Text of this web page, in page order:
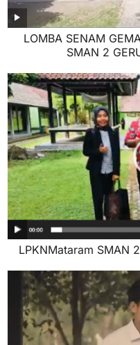
LOMBA SENAM
SMAN 2
LPKNMataram SMAN